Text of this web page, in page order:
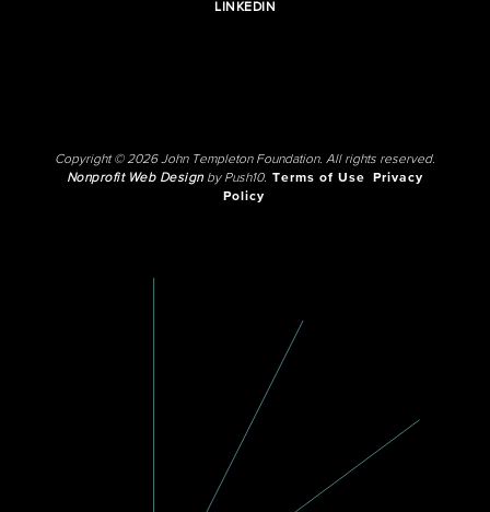
LINKEDIN
Copyright © 2026 John Templeton Foundation. All rights reserved.
Nonprofit Web Designby Push10. Terms of Use
Privacy
Policy